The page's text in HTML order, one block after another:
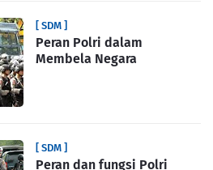
[ SDM ]
Peran Polri dalam
Membela Negara
[ SDM ]
Peran dan fungsi Polri